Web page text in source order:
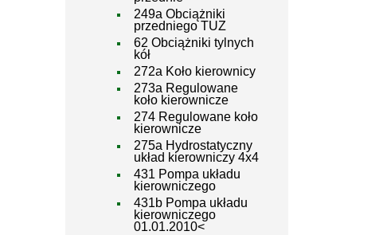
249a Obciążniki
przedniego TUZ
62 Obciążniki tylnych
kół
272a Koło kierownicy
273a Regulowane
koło kierownicze
274 Regulowane koło
kierownicze
275a Hydrostatyczny
układ kierowniczy 4x4
431 Pompa układu
kierowniczego
431b Pompa układu
kierowniczego
01.01.2010<